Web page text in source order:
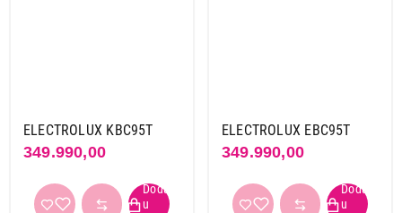
ELECTROLUX KBC95T
349.990,00
ELECTROLUX EBC95T
349.990,00